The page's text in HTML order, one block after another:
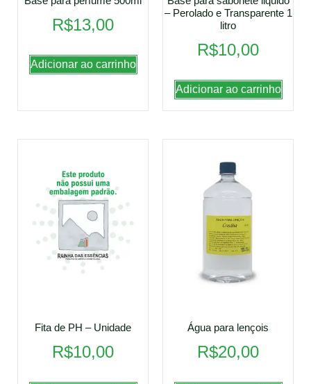
R$13,00
Adicionar ao carrinho
– Perolado e Transparente 1
litro
R$10,00
Adicionar ao carrinho
Fita de PH – Unidade
R$10,00
Água para lençois
R$20,00